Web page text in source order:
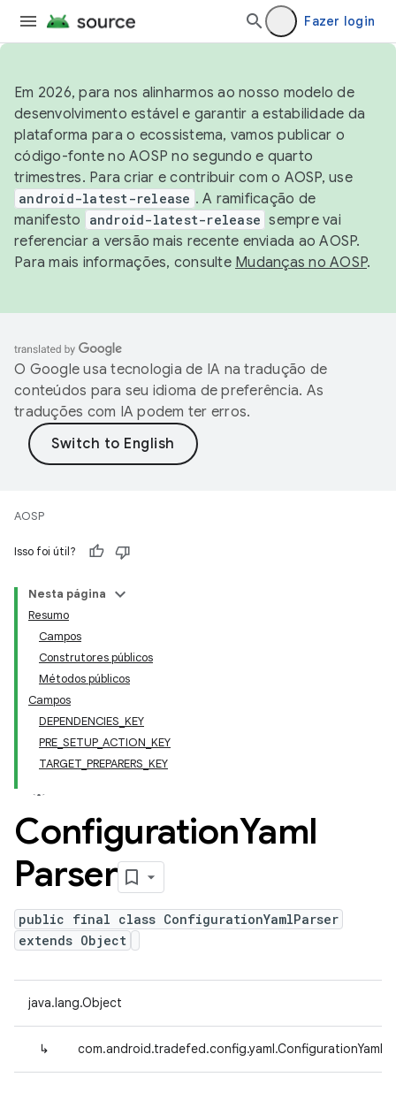
Fazer login
Em 2026, para nos alinharmos ao nosso modelo de
desenvolvimento estável e garantir a estabilidade da
plataforma para o ecossistema, vamos publicar o
código-fonte no AOSP no segundo e quarto
trimestres. Para criar e contribuir com o AOSP, use
android-latest-release . A ramificação de
manifesto
android-latest-release sempre vai
referenciar a versão mais recente enviada ao AOSP.
Para mais informações, consulte Mudanças no AOSP.
O Google usa tecnologia de IA na tradução de
conteúdos para seu idioma de preferência. As
traduções com IA podem ter erros.
AOSP
Isso foi útil?
Nesta página
Resumo
Campos
Construtores públicos
Métodos públicos
Campos
DEPENDENCIES_KEY
PRE_SETUP_ACTION_KEY
TARGET_PREPARERS_KEY
ConfigurationYaml
Parser
public final class ConfigurationYamlParser
extends Object
java.lang.Object
↳